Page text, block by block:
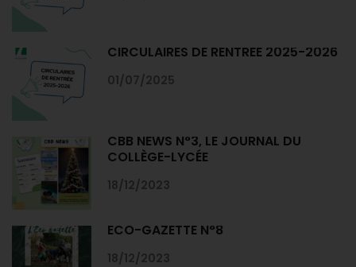
CIRCULAIRES DE RENTRÉE 2025-2026
01/07/2025
CBB NEWS N°3, LE JOURNAL DU
COLLÈGE-LYCÉE
18/12/2023
ECO-GAZETTE N°8
18/12/2023